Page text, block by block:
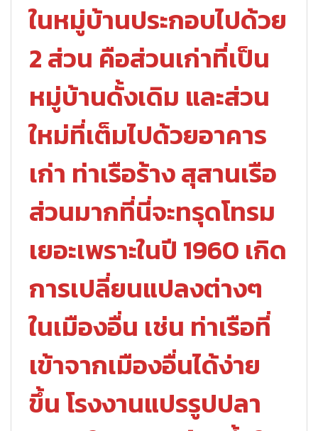
ในหมู่บ้านประกอบไปด้วย
2 ส่วน คือส่วนเก่าที่เป็น
หมู่บ้านดั้งเดิม และส่วน
ใหม่ที่เต็มไปด้วยอาคาร
เก่า ท่าเรือร้าง สุสานเรือ
ส่วนมากที่นี่จะทรุดโทรม
เยอะเพราะในปี 1960 เกิด
การเปลี่ยนแปลงต่างๆ
ในเมืองอื่น เช่น ท่าเรือที่
เข้าจากเมืองอื่นได้ง่าย
ขึ้น โรงงานแปรรูปปลา